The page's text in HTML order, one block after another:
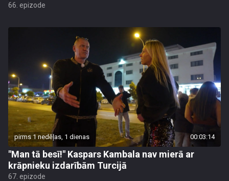
66. epizode
pirms 1 nedēļas, 1 dienas 00:03:14
"Man tā besī!" Kaspars Kambala nav mierā ar
krāpnieku izdarībām Turcijā
67. epizode